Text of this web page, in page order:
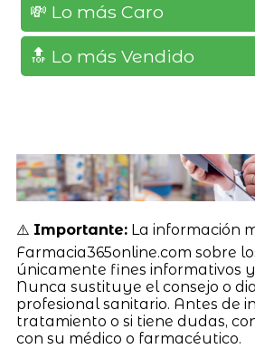
💸 Lo más Caro
🔝 Lo más Vendido
⚠️ Importante:La información
Farmacia365online.com sobre
únicamente fines informativos
Nunca sustituye el consejo o
profesional sanitario. Antes de
tratamiento o si tiene dudas,
con su médico o farmacéutico.